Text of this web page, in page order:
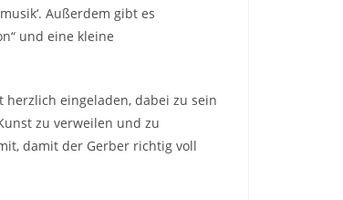
Außerdem gibt es
und eine kleine
eingeladen, dabei zu sein
zu verweilen und zu
damit der Gerber richtig voll